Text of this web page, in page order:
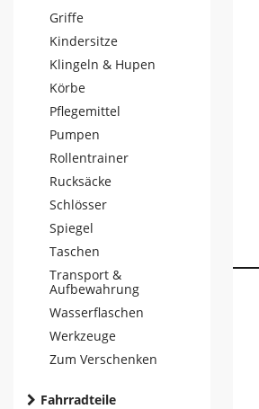
Griffe
Kindersitze
Klingeln & Hupen
Körbe
Pflegemittel
Pumpen
Rollentrainer
Rucksäcke
Schlösser
Spiegel
Taschen
Transport &
Aufbewahrung
Wasserflaschen
Werkzeuge
Zum Verschenken
Fahrradteile